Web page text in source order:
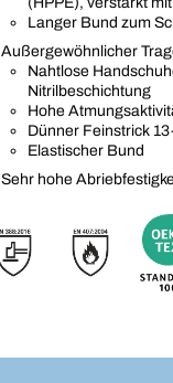
Langer Bund zum
Außergewöhnlicher
Nahtlose
Nitrilbeschichtung
Hohe
Dünner Feinstrick
Elastischer Bund
Sehr hohe